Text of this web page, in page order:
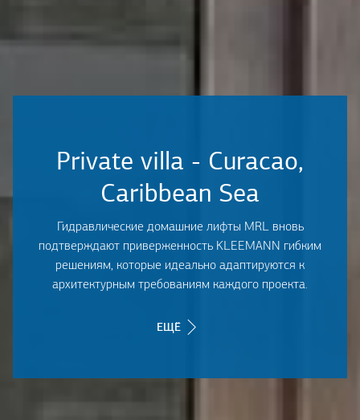
Private villa - Curacao,
Caribbean Sea
Гидравлические домашние лифты MRL вновь
подтверждают приверженность KLEEMANN гибким
решениям, которые идеально адаптируются к
архитектурным требованиям каждого проекта.
ЕЩЁ